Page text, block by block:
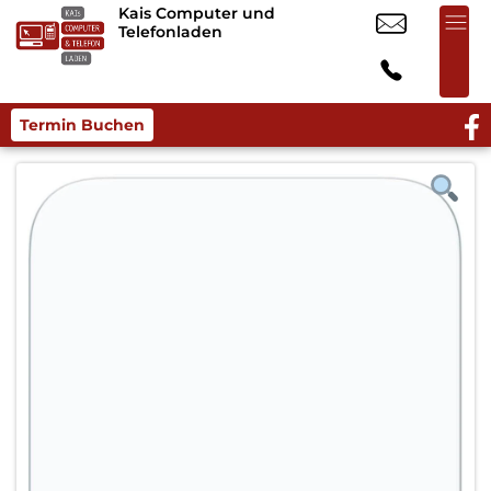
Kais Computer und
Telefonladen
Termin Buchen